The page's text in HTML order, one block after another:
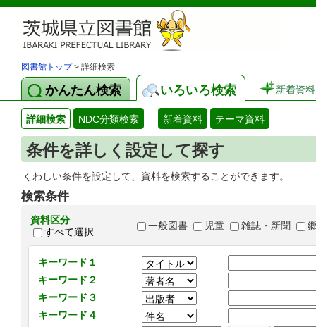
図書館トップ> 詳細検索
かんたん検索 いろいろ検索 新着資料
詳細検索 NDC分類検索 新着資料 テーマ資料
条件を詳しく設定して探す
くわしい条件を設定して、資料を検索することができます。
検索条件
資料区分
すべて選択
一般図書 児童 雑誌・新聞
キーワード１
キーワード２
キーワード３
キーワード４